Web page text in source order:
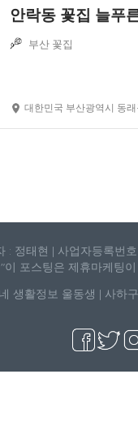
안락동 꽃집 늘푸
부산 꽃집
대한민국 부산광역시 동
: 정태현 | 사업자등록번
포스팅은 제휴마케팅
생활정보 울동생 | 사하